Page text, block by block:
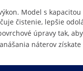
Model s
čistenie, lepšie
úpravy tak,
náterov